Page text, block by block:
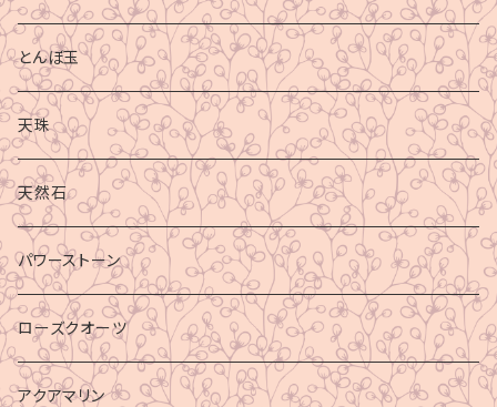
とんぼ玉
天珠
天然石
パワーストーン
ローズクオーツ
アクアマリン